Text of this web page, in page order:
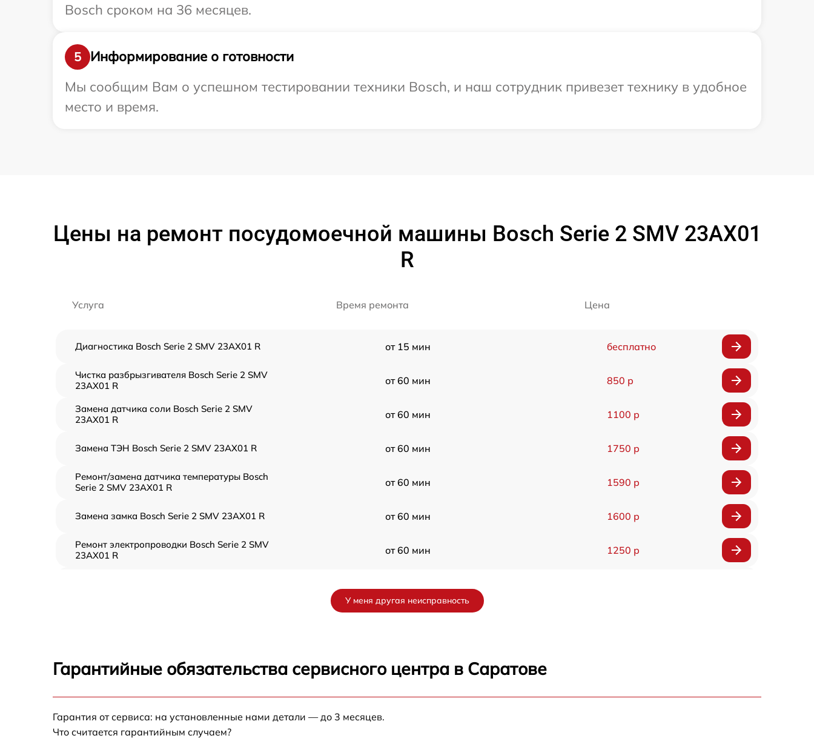
Bosch сроком на 36 месяцев.
5
Информирование о готовности
Мы сообщим Вам о успешном тестировании техники Bosch, и наш сотрудник привезет технику в удобное
место и время.
Цены на ремонт посудомоечной машины Bosch Serie 2 SMV 23AX01
R
Услуга Время ремонта Цена
Диагностика Bosch Serie 2 SMV 23AX01 R от 15 мин бесплатно
Чистка разбрызгивателя Bosch Serie 2 SMV
23AX01 R
от 60 мин 850 р
Замена датчика соли Bosch Serie 2 SMV
23AX01 R
от 60 мин 1100 р
Замена ТЭН Bosch Serie 2 SMV 23AX01 R от 60 мин 1750 р
Ремонт/замена датчика температуры Bosch
Serie 2 SMV 23AX01 R
от 60 мин 1590 р
Замена замка Bosch Serie 2 SMV 23AX01 R от 60 мин 1600 р
Ремонт электропроводки Bosch Serie 2 SMV
23AX01 R
от 60 мин 1250 р
Bosch Serie 2 SMV 23AX01 R
SMV 23AX01 R
от 60 мин 1550 р
Замена панели управления Bosch Serie 2
SMV 23AX01 R
У меня другая неисправность
Гарантийные обязательства сервисного центра в Саратове
Гарантия от сервиса: на установленные нами детали — до 3 месяцев.
Что считается гарантийным случаем?